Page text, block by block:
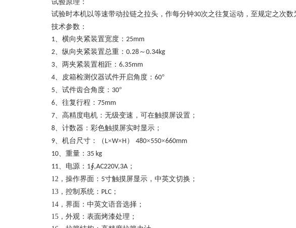
试验原理：
试验时本机以等速带动拉链之拉头，作每分钟30次之往复运动，至规定之次数
技术参数：
1、横向夹紧装置宽度： 25mm
2、纵向夹紧装置总重： 0.28 ～ 0.34kg
3、两夹紧装置相距： 6.35mm
4、皮箱检测仪器试件开启角度： 60°
5、试件齿合角度： 30°
6、往复行程： 75mm
7、 高精度电机 ： 无级变速，可在触摸屏设置；
8、计数器： 彩色触摸屏实时显示；
9、机台尺寸：（ L×W×H ） 480×550×660mm
10、重量： 35 kg
11、电源： 1∮,AC220V,3A ；
12， 操作界面： 5寸触摸屏显示，中英文切换；
13， 控制系统： PLC ；
14， 界面：中英文语音选择；
15， 外观：表面烤漆处理；